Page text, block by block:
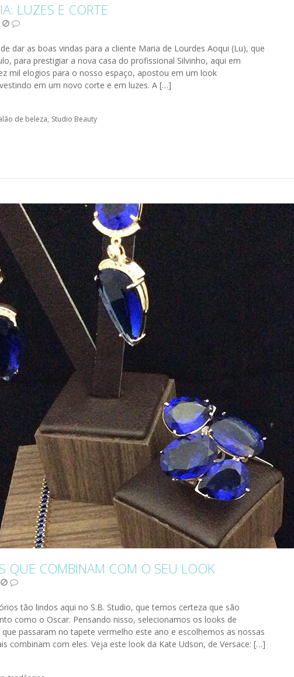
LUZES E CORTE
dar as boas vindas para a cliente Maria de Lourdes Aoqui (Lu), que
para prestigiar a nova casa do profissional Silvinho, aqui em
mil elogios para o nosso espaço, apostou em um look
em um novo corte e em luzes. A […]
de beleza Studio Beauty
QUE COMBINAM COM O SEU LOOK
tão lindos aqui no S.B. Studio, que temos certeza que são
como o Oscar. Pensando nisso, selecionamos os looks de
passaram no tapete vermelho este ano e escolhemos as nossas
combinam com eles. Veja este look da Kate Udson, de Versace: […]